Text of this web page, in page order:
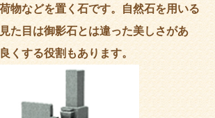
物などを置く石です。自然石を用いる
た目は御影石とは違った美しさがあ
くする役割もあります。